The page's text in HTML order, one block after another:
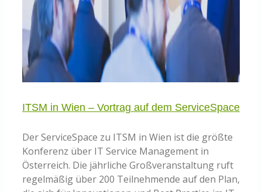
ITSM in Wien – Vortrag auf dem ServiceSpace
Der ServiceSpace zu ITSM in Wien ist die größte
Konferenz über IT Service Management in
Österreich. Die jährliche Großveranstaltung ruft
regelmäßig über 200 Teilnehmende auf den Plan,